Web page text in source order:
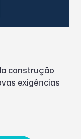
construção
exigências